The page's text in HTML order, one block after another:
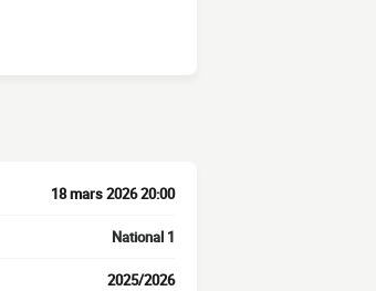
18 mars 2026 20:00
National 1
2025/2026